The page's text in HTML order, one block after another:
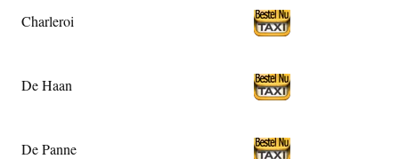
Charleroi
De Haan
De Panne